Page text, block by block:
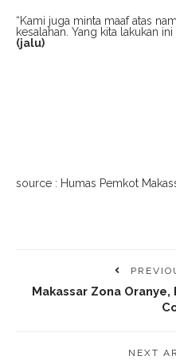
“Kami juga minta maaf atas
kesalahan. Yang kita lakukan
(jalu)
source : Humas Pemkot
Makassar Zona
NEXT